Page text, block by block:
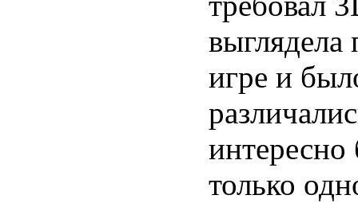
игре и
интересно
только